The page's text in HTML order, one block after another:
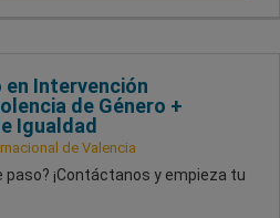
Intervención
de Género +
Igualdad
de Valencia
¡Contáctanos y empieza tu